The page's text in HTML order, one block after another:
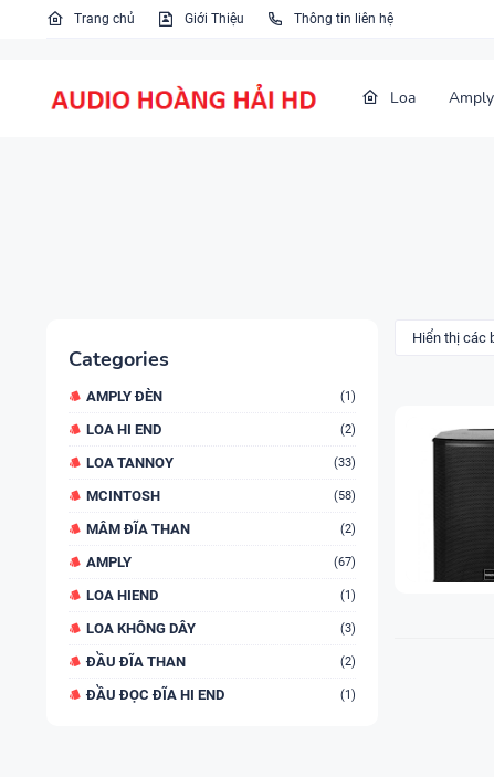
Trang chủ Giới Thiệu Thông tin liên hệ
Loa Amply
Categories
AMPLY ĐÈN (1)
LOA HI END (2)
LOA TANNOY (33)
MCINTOSH (58)
MÂM ĐĨA THAN (2)
AMPLY (67)
LOA HIEND (1)
LOA KHÔNG DÂY (3)
ĐẦU ĐĨA THAN (2)
ĐẦU ĐỌC ĐĨA HI END (1)
Hiển thị các